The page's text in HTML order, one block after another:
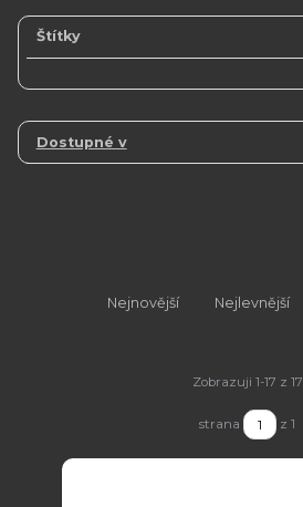
Štítky
Dostupné v
Nejnovější Nejlevnější
Zobrazuji 1-17 z 17
strana z 1